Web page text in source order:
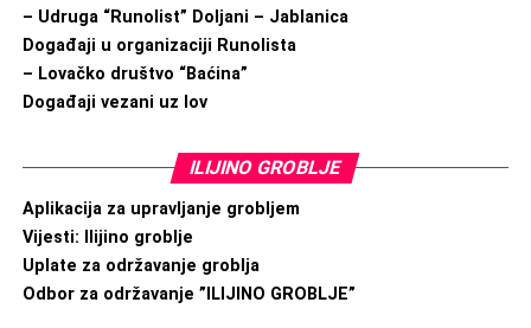
– Udruga “Runolist” Doljani – Jablanica
Događaji u organizaciji Runolista
– Lovačko društvo “Baćina”
Događaji vezani uz lov
ILIJINO GROBLJE
Aplikacija za upravljanje grobljem
Vijesti: Ilijino groblje
Uplate za održavanje groblja
Odbor za održavanje ”ILIJINO GROBLJE”